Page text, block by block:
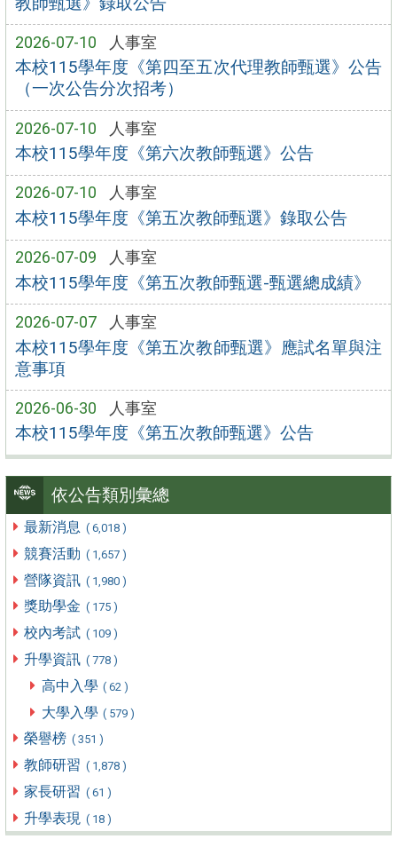
2026-07-10 人事室
本校115學年度《第四至五次代理教師甄選》公告
（一次公告分次招考）
2026-07-10 人事室
本校115學年度《第六次教師甄選》公告
2026-07-10 人事室
本校115學年度《第五次教師甄選》錄取公告
2026-07-09 人事室
本校115學年度《第五次教師甄選-甄選總成績》
2026-07-07 人事室
本校115學年度《第五次教師甄選》應試名單與注
意事項
2026-06-30 人事室
本校115學年度《第五次教師甄選》公告
依公告類別彙總
最新消息 ( 6,018 )
競賽活動 ( 1,657 )
營隊資訊 ( 1,980 )
獎助學金 ( 175 )
校內考試 ( 109 )
升學資訊 ( 778 )
高中入學 ( 62 )
大學入學 ( 579 )
榮譽榜 ( 351 )
教師研習 ( 1,878 )
家長研習 ( 61 )
升學表現 ( 18 )